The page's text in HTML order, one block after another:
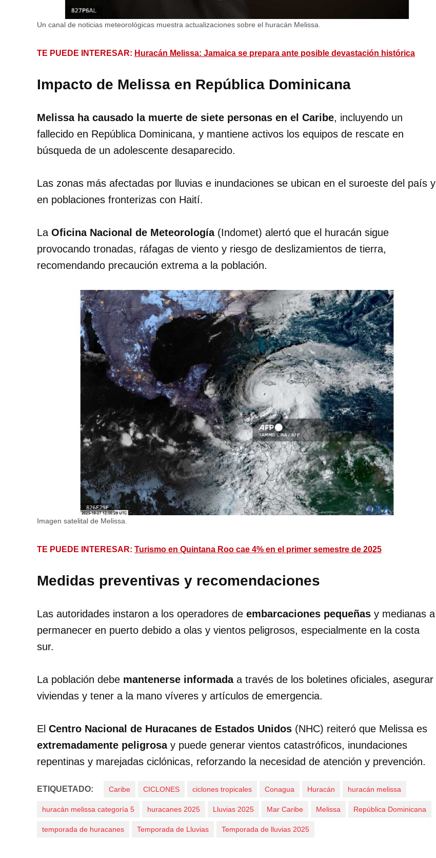
Un canal de noticias meteorológicas muestra actualizaciones sobre el huracán Melissa.
TE PUEDE INTERESAR: Huracán Melissa: Jamaica se prepara ante posible devastación histórica
Impacto de Melissa en República Dominicana
Melissa ha causado la muerte de siete personas en el Caribe, incluyendo un
fallecido en República Dominicana, y mantiene activos los equipos de rescate en
búsqueda de un adolescente desaparecido.
Las zonas más afectadas por lluvias e inundaciones se ubican en el suroeste del país y
en poblaciones fronterizas con Haití.
La Oficina Nacional de Meteorología(Indomet) alertó que el huracán sigue
provocando tronadas, ráfagas de viento y riesgo de deslizamientos de tierra,
recomendando precaución extrema a la población.
Imagen satelital de Melissa.
TE PUEDE INTERESAR: Turismo en Quintana Roo cae 4% en el primer semestre de 2025
Medidas preventivas y recomendaciones
Las autoridades instaron a los operadores de embarcaciones pequeñas y medianas a
permanecer en puerto debido a olas y vientos peligrosos, especialmente en la costa
sur.
La población debe mantenerse informadaa través de los boletines oficiales, asegurar
viviendas y tener a la mano víveres y artículos de emergencia.
El Centro Nacional de Huracanes de Estados Unidos (NHC) reiteró que Melissa es
extremadamente peligrosay puede generar vientos catastróficos, inundaciones
repentinas y marejadas ciclónicas, reforzando la necesidad de atención y prevención.
ETIQUETADO: Caribe CICLONES ciclones tropicales Conagua Huracán huracán melissa
huracán melissa categoría 5 huracanes 2025 Lluvias 2025 Mar Caribe Melissa República Dominicana
temporada de huracanes Temporada de Lluvias Temporada de lluvias 2025